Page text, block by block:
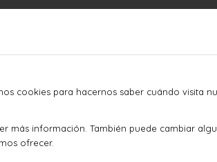
cookies para hacernos saber cuándo
más información. También puede cambiar
ofrecer.